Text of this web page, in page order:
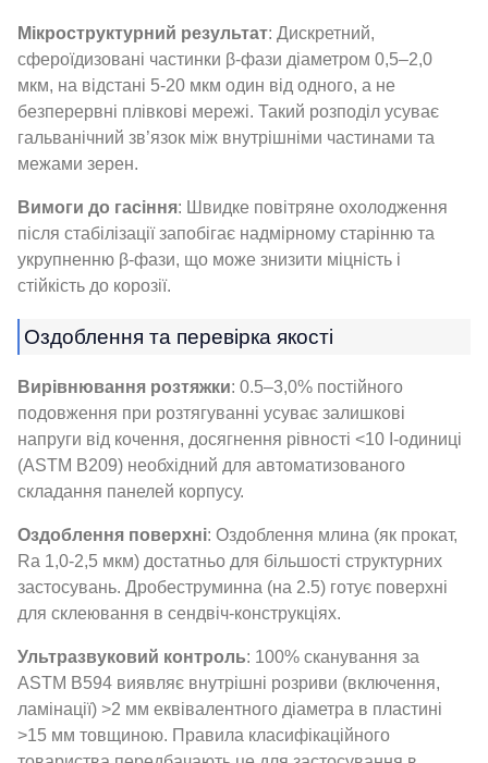
Мікроструктурний результат: Дискретний,
сфероїдизовані частинки β-фази діаметром 0,5–2,0
мкм, на відстані 5-20 мкм один від одного, а не
безперервні плівкові мережі. Такий розподіл усуває
гальванічний зв’язок між внутрішніми частинами та
межами зерен.
Вимоги до гасіння: Швидке повітряне охолодження
після стабілізації запобігає надмірному старінню та
укрупненню β-фази, що може знизити міцність і
стійкість до корозії.
Оздоблення та перевірка якості
Вирівнювання розтяжки: 0.5–3,0% постійного
подовження при розтягуванні усуває залишкові
напруги від кочення, досягнення рівності <10 І-одиниці
(ASTM B209) необхідний для автоматизованого
складання панелей корпусу.
Оздоблення поверхні: Оздоблення млина (як прокат,
Ra 1,0-2,5 мкм) достатньо для більшості структурних
застосувань. Дробеструминна (на 2.5) готує поверхні
для склеювання в сендвіч-конструкціях.
Ультразвуковий контроль: 100% сканування за
ASTM B594 виявляє внутрішні розриви (включення,
ламінації) >2 мм еквівалентного діаметра в пластині
>15 мм товщиною. Правила класифікаційного